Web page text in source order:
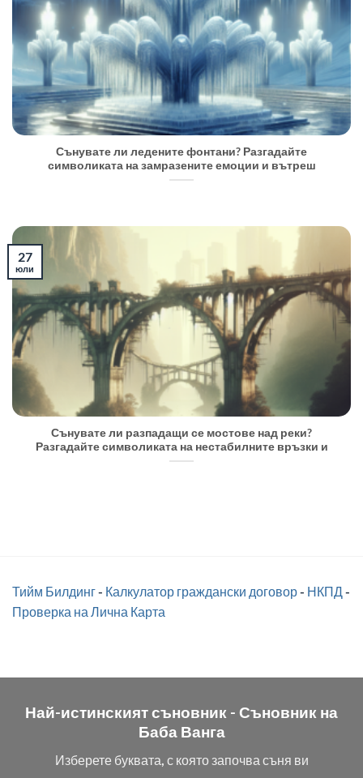
Сънувате ли ледените фонтани? Разгадайте
символиката на замразените емоции и вътреш
Сънувате ли разпадащи се мостове над реки?
Разгадайте символиката на нестабилните връзки и
27
юли
Тийм Билдинг- Калкулатор граждански договор- НКПД-
Проверка на Лична Карта
Най-истинският съновник - Съновник на
Баба Ванга
Изберете буквата, с която започва съня ви